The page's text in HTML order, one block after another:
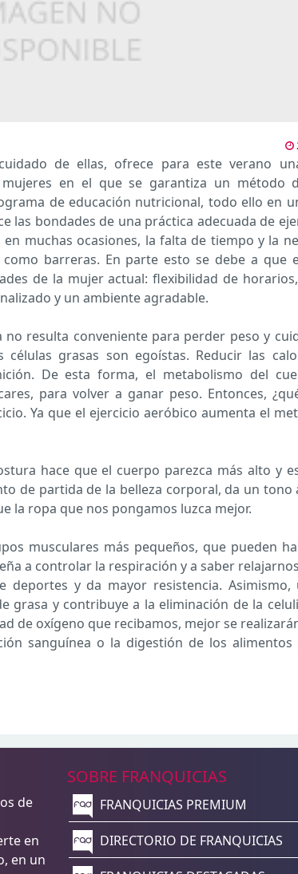
de ellas, ofrece para este verano
en el que se garantiza un método
de educación nutricional, todo ello en
las bondades de una práctica adecuada de
muchas ocasiones, la falta de tiempo y la
barreras. En parte esto se debe a que
de la mujer actual: flexibilidad de
y un ambiente agradable.
resulta conveniente para perder peso y
grasas son egoístas. Reducir las
De esta forma, el metabolismo del
para volver a ganar peso. Entonces,
Ya que el ejercicio aeróbico aumenta el
hace que el cuerpo parezca más alto y
de partida de la belleza corporal, da un tono
la ropa que nos pongamos luzca mejor.
musculares más pequeños, que pueden
a controlar la respiración y a saber
deportes y da mayor resistencia. Asimismo,
grasa y contribuye a la eliminación de la
de oxígeno que recibamos, mejor se
sanguínea o la digestión de los alimentos
de
en
en un
SOBRE FRANQUICIAS
FRANQUICIAS PREMIUM
DIRECTORIO DE FRANQUICIAS